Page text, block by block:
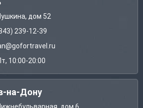
дом 52
239-12-39
10:00-20:00
на-Дону